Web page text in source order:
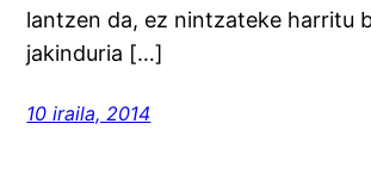
lantzen da, ez nintzateke harritu
jakinduria […]
10 iraila, 2014